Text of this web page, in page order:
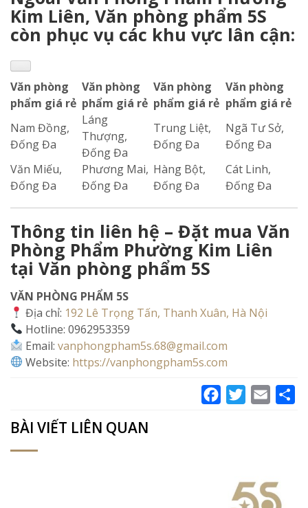
Kim Liên, Văn phòng phẩm 5S
còn phục vụ các khu vực lân cận:
Văn phòng
phẩm giá rẻ
Văn phòng
phẩm giá rẻ
Văn phòng
phẩm giá rẻ
Văn phòng
phẩm giá rẻ
Nam Đồng,
Đống Đa
Láng
Thượng,
Đống Đa
Trung Liệt,
Đống Đa
Ngã Tư Sở,
Đống Đa
Văn Miếu,
Đống Đa
Phương Mai,
Đống Đa
Hàng Bột,
Đống Đa
Cát Linh,
Đống Đa
Thông tin liên hệ – Đặt mua Văn
Phòng Phẩm Phường Kim Liên
tại Văn phòng phẩm 5S
VĂN PHÒNG PHẨM 5S
Địa chỉ: 192 Lê Trọng Tấn, Thanh Xuân, Hà Nội
Hotline: 0962953359
Email:vanphongpham5s.68@gmail.com
Website: https://vanphongpham5s.com
FacebookTwitterEmail
BÀI VIẾT LIÊN QUAN